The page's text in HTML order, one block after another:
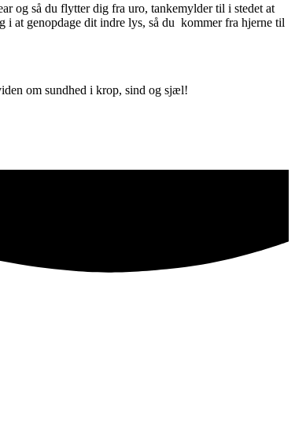
og så du flytter dig fra uro, tankemylder til i stedet at
at genopdage dit indre lys, så du kommer fra hjerne til
om sundhed i krop, sind og sjæl!